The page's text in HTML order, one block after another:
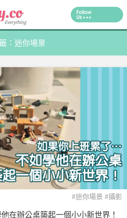
：迷你場景
#迷你場景 #攝影
在辦公桌築起一個小小新世界！